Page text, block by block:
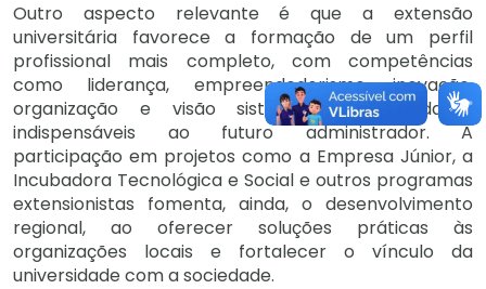
Outro aspecto relevante é que a extensão
universitária favorece a formação de um perfil
profissional mais completo, com competências
como liderança, empreendedorismo, inovação,
organização e visão sistêmica — habilidades
indispensáveis ao futuro administrador. A
participação em projetos como a Empresa Júnior, a
Incubadora Tecnológica e Social e outros programas
extensionistas fomenta, ainda, o desenvolvimento
regional, ao oferecer soluções práticas às
organizações locais e fortalecer o vínculo da
universidade com a sociedade.